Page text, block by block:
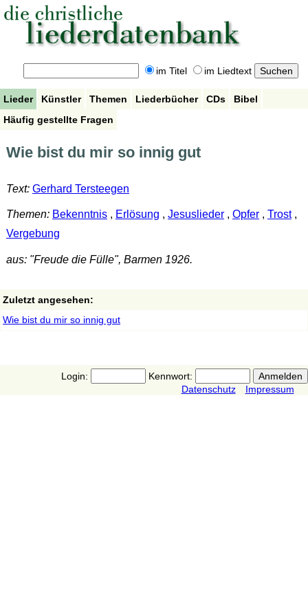
im Titel im Liedtext
Lieder Künstler Themen Liederbücher CDs
Bibel
Häufig gestellte Fragen
Wie bist du mir so innig gut
Text: Gerhard Tersteegen
Themen: Bekenntnis, Erlösung , Jesuslieder, Opfer, Trost,
Vergebung
aus: "Freude die Fülle", Barmen 1926.
Zuletzt angesehen:
Wie bist du mir so innig gut
Login:
Kennwort:
Datenschutz
Impressum